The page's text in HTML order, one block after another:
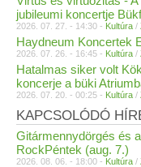
jubileumi koncertje
2026. 07. 27. - 14:30 - Kultúra /
Haydneum Koncertek
2026. 07. 26. - 16:45 - Kultúra /
Hatalmas siker volt
koncerje a büki
2026. 07. 20. - 00:25 - Kultúra /
KAPCSOLÓDÓ
Gitármennydörgés és
RockPéntek (aug. 7.)
2026. 08. 06. - 18:00 - Kultúra /